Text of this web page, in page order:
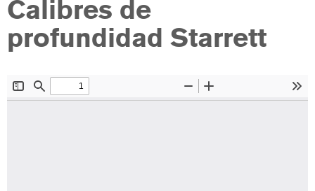
Calibres de
profundidad Starrett